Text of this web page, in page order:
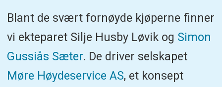
Blant de svært fornøyde kjøperne finner
vi ekteparet Silje Husby Løvik og Simon
Gussiås Sæter. De driver selskapet
Møre Høydeservice AS, et konsept